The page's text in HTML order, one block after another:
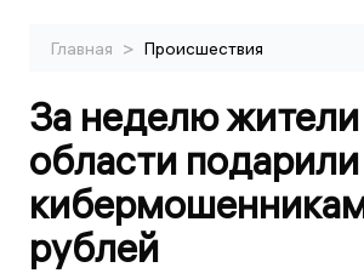
Главная > Происшествия
За неделю
области подарили
рублей